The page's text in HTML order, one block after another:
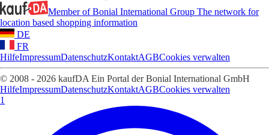
Member of Bonial International Group The network for
location based shopping information
DE
FR
HilfeImpressumDatenschutzKontaktAGBCookies verwalten
© 2008 - 2026 kaufDA Ein Portal der Bonial International GmbH
HilfeImpressumDatenschutzKontaktAGBCookies verwalten
1